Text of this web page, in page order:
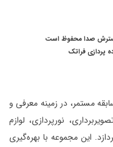
صدا محفوظ است
پردازی فراتک
صدا برتر توس با 15 سال سابقه مستمر، در زمینه معرفی و
نورپردازی، لوازم
این مجموعه با بهره‌گیری